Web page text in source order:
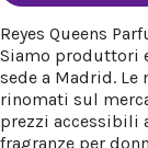
Reyes Queens
Siamo produttori
sede a Madrid.
rinomati sul
prezzi accessibili
fragranze per